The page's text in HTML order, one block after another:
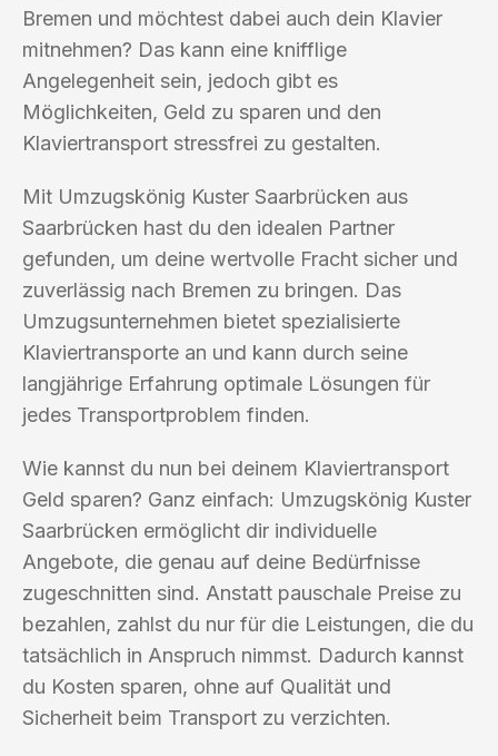
Bremen und möchtest dabei auch dein Klavier
mitnehmen? Das kann eine knifflige
Angelegenheit sein, jedoch gibt es
Möglichkeiten, Geld zu sparen und den
Klaviertransport stressfrei zu gestalten.
Mit Umzugskönig Kuster Saarbrücken aus
Saarbrücken hast du den idealen Partner
gefunden, um deine wertvolle Fracht sicher und
zuverlässig nach Bremen zu bringen. Das
Umzugsunternehmen bietet spezialisierte
Klaviertransporte an und kann durch seine
langjährige Erfahrung optimale Lösungen für
jedes Transportproblem finden.
Wie kannst du nun bei deinem Klaviertransport
Geld sparen? Ganz einfach: Umzugskönig Kuster
Saarbrücken ermöglicht dir individuelle
Angebote, die genau auf deine Bedürfnisse
zugeschnitten sind. Anstatt pauschale Preise zu
bezahlen, zahlst du nur für die Leistungen, die du
tatsächlich in Anspruch nimmst. Dadurch kannst
du Kosten sparen, ohne auf Qualität und
Sicherheit beim Transport zu verzichten.